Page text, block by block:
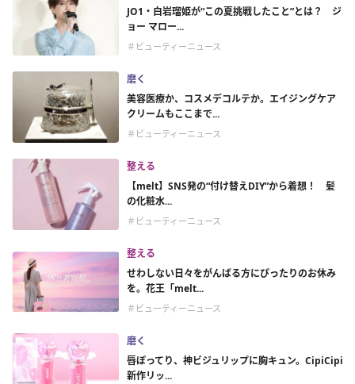
JO1・白岩瑠姫が“この夏挑戦したこと”とは？ ジ
ョー マロー...
＃ビューティーニュース
磨く
美容医療か、コスメデコルテか。エイジングケア
クリームもここまで...
＃ビューティーニュース
整える
【melt】SNS発の“付け替えDIY”から着想！ 髪
の化粧水...
＃ビューティーニュース
整える
せわしない日々をがんばる方にぴったりのお休み
を。花王「melt...
＃ビューティーニュース
磨く
唇ぽってり、神ビジュリップに胸キュン。CipiCipi
新作リッ...